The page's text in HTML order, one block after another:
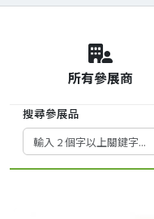
所有參展商
搜尋參展品